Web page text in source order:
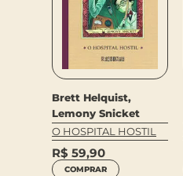
Brett Helquist,
Lemony Snicket
O HOSPITAL HOSTIL
R$ 59,90
COMPRAR